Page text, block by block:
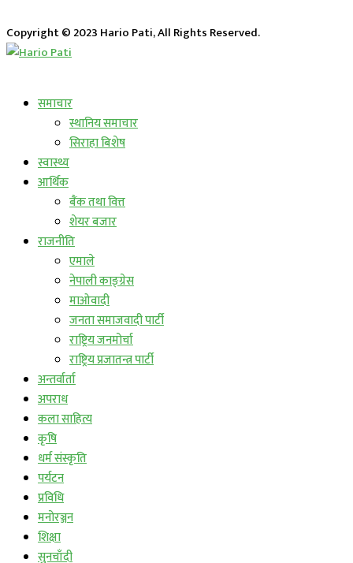
Copyright © 2023 Hario Pati, All Rights Reserved.
समाचार
स्थानिय समाचार
सिराहा बिशेष
स्वास्थ्य
आर्थिक
बैंक तथा वित्त
शेयर बजार
राजनीति
एमाले
नेपाली काङ्ग्रेस
माओवादी
जनता समाजवादी पार्टी
राष्ट्रिय जनमोर्चा
राष्ट्रिय प्रजातन्त्र पार्टी
अन्तर्वार्ता
अपराध
कला साहित्य
कृषि
धर्म संस्कृति
पर्यटन
प्रविधि
मनोरञ्जन
शिक्षा
सुनचाँदी